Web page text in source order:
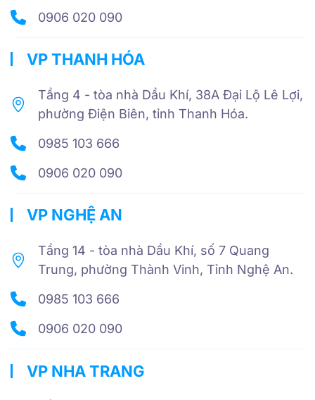
0906 020 090
VP THANH HÓA
Tầng 4 - tòa nhà Dầu Khí, 38A Đại Lộ Lê Lợi,
phường Điện Biên, tỉnh Thanh Hóa.
0985 103 666
0906 020 090
VP NGHỆ AN
Tầng 14 - tòa nhà Dầu Khí, số 7 Quang
Trung, phường Thành Vinh, Tỉnh Nghệ An.
0985 103 666
0906 020 090
VP NHA TRANG